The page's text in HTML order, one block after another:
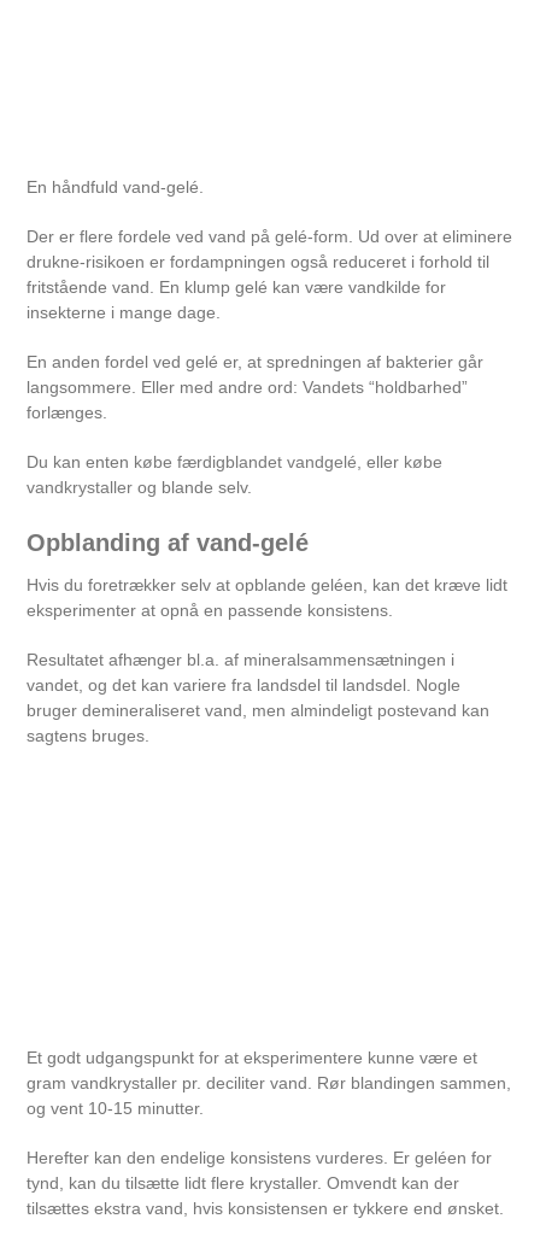
En håndfuld vand-gelé.
Der er flere fordele ved vand på gelé-form. Ud over at eliminere
drukne-risikoen er fordampningen også reduceret i forhold til
fritstående vand. En klump gelé kan være vandkilde for
insekterne i mange dage.
En anden fordel ved gelé er, at spredningen af bakterier går
langsommere. Eller med andre ord: Vandets “holdbarhed”
forlænges.
Du kan enten købe færdigblandet vandgelé, eller købe
vandkrystaller og blande selv.
Opblanding af vand-gelé
Hvis du foretrækker selv at opblande geléen, kan det kræve lidt
eksperimenter at opnå en passende konsistens.
Resultatet afhænger bl.a. af mineralsammensætningen i
vandet, og det kan variere fra landsdel til landsdel. Nogle
bruger demineraliseret vand, men almindeligt postevand kan
sagtens bruges.
Et godt udgangspunkt for at eksperimentere kunne være et
gram vandkrystaller pr. deciliter vand. Rør blandingen sammen,
og vent 10-15 minutter.
Herefter kan den endelige konsistens vurderes. Er geléen for
tynd, kan du tilsætte lidt flere krystaller. Omvendt kan der
tilsættes ekstra vand, hvis konsistensen er tykkere end ønsket.